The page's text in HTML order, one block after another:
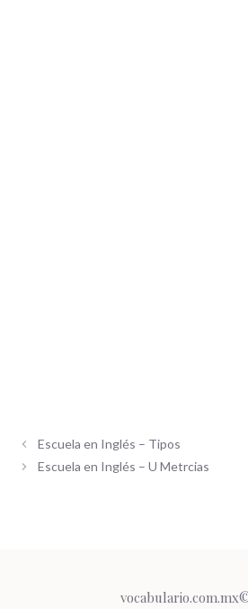
Escuela en Inglés – Tipos
Escuela en Inglés – U Metrcias